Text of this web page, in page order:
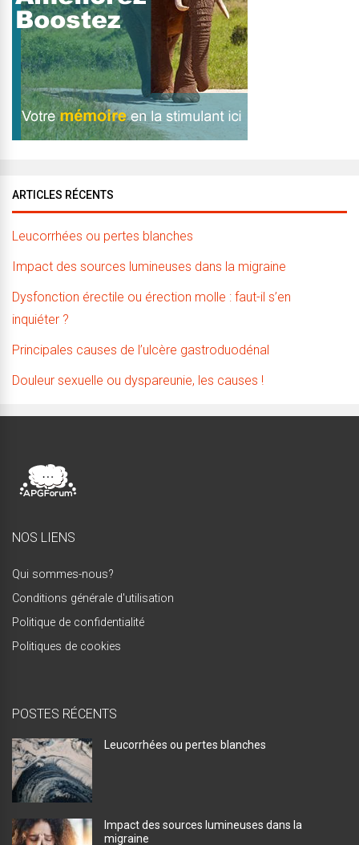
ARTICLES RÉCENTS
Leucorrhées ou pertes blanches
Impact des sources lumineuses dans la migraine
Dysfonction érectile ou érection molle : faut-il s’en
inquiéter ?
Principales causes de l’ulcère gastroduodénal
Douleur sexuelle ou dyspareunie, les causes !
NOS LIENS
Qui sommes-nous?
Conditions générale d'utilisation
Politique de confidentialité
Politiques de cookies
POSTES RÉCENTS
Leucorrhées ou pertes blanches
Impact des sources lumineuses dans la
migraine